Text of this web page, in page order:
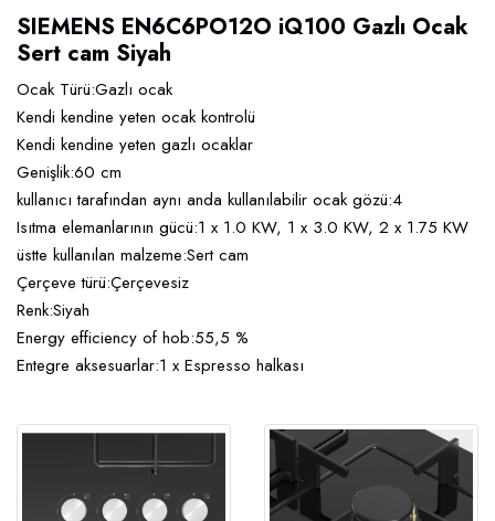
SIEMENS EN6C6PO12O iQ100 Gazlı Ocak
Sert cam Siyah
Ocak Türü:Gazlı ocak
Kendi kendine yeten ocak kontrolü
Kendi kendine yeten gazlı ocaklar
Genişlik:60 cm
kullanıcı tarafından aynı anda kullanılabilir ocak gözü:4
Isıtma elemanlarının gücü:1 x 1.0 KW, 1 x 3.0 KW, 2 x 1.75 KW
üstte kullanılan malzeme:Sert cam
Çerçeve türü:Çerçevesiz
Renk:Siyah
Energy efficiency of hob:55,5 %
Entegre aksesuarlar:1 x Espresso halkası